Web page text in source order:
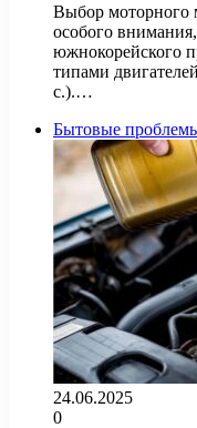
Выбор моторного
особого
южнокорейского
типами
с.).…
Бытовые
24.06.2025
0